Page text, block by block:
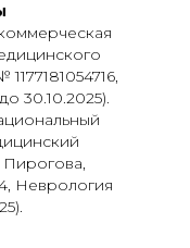
30.10.2025).
Неврология